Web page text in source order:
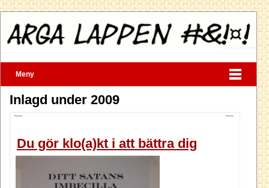
Meny
Inlagd under 2009
Du gör klo(a)kt i att bättra dig